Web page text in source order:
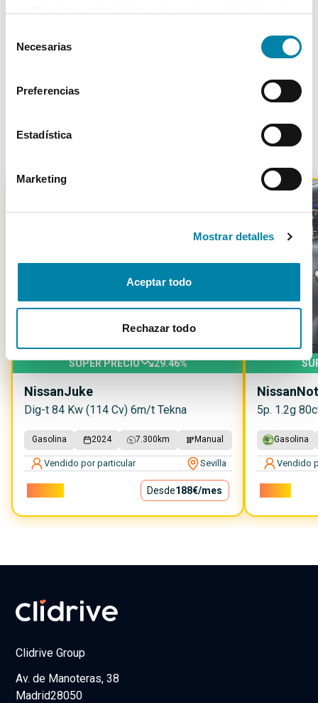
Necesarias
Preferencias
Estadística
Marketing
Mostrar detalles
Aceptar todo
Rechazar todo
Más de 3.500 clientes satisfechos
7100€
SUPER PRECIO 29.46%
NissanJuke
Dig-t 84 Kw (114 Cv) 6m/t Tekna
Gasolina 2024 7.300 km Manual
Vendido por particular Sevilla
Desde188€/mes
Nissan
5p. 1.2g
Gasolina
Vendido
Clidrive Group
Av. de Manoteras, 38
Madrid28050